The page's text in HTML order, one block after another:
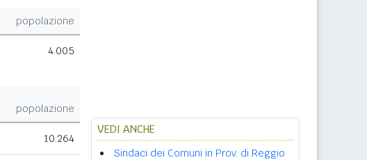
popolazione
4.005
popolazione
10.264
VEDI ANCHE
Sindaci dei Comuni in Prov. di Reggio